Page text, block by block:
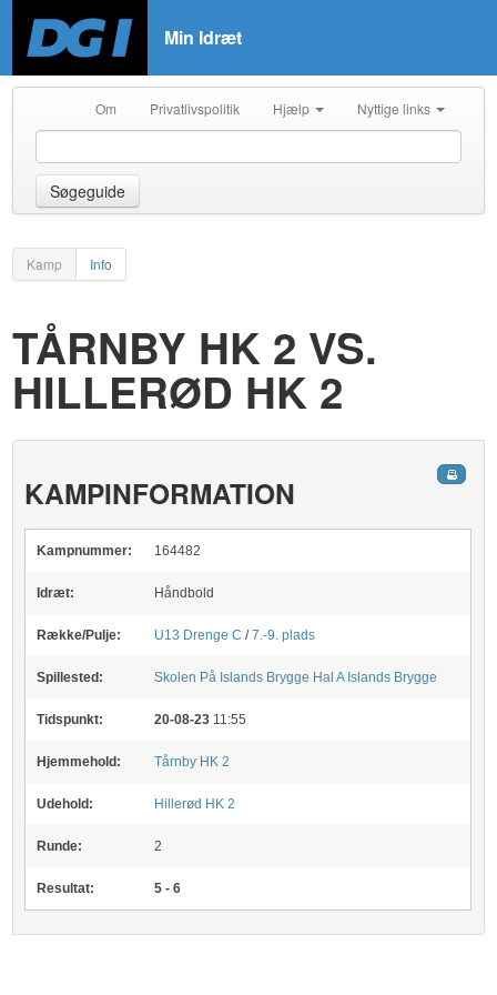
Min Idræt
Om Privatlivspolitik Hjælp Nyttige links
Søgeguide
Kamp Info
TÅRNBY HK 2 VS.
HILLERØD HK 2
KAMPINFORMATION
Kampnummer: 164482
Idræt: Håndbold
Række/Pulje: U13 Drenge C/7.-9. plads
Spillested: Skolen På Islands Brygge Hal A Islands Brygge
Tidspunkt: 20-08-23 11:55
Hjemmehold: Tårnby HK 2
Udehold: Hillerød HK 2
Runde: 2
Resultat: 5 - 6